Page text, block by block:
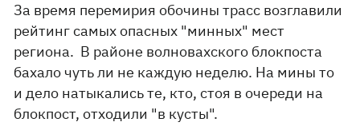
За время перемирия обочины трасс возглавили
рейтинг самых опасных "минных" мест
региона. В районе волновахского блокпоста
бахало чуть ли не каждую неделю. На мины то
и дело натыкались те, кто, стоя в очереди на
блокпост, отходили "в кусты".